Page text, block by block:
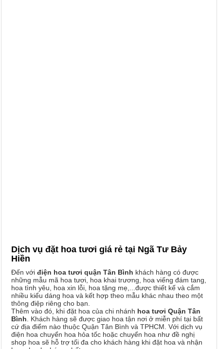
Dịch vụ đặt hoa tươi giá rẻ tại Ngã Tư Bảy
Hiền
Đến với điện hoa tươi quận Tân Bình khách hàng có được
những mẫu mã hoa tươi, hoa khai trương, hoa viếng đám tang,
hoa tình yêu, hoa xin lỗi, hoa tặng mẹ,...được thiết kế và cắm
nhiều kiểu dáng hoa và kết hợp theo mẫu khác nhau theo một
thông điệp riêng cho bạn.
Thêm vào đó, khi đặt hoa của chi nhánh hoa tươi Quận Tân
Bình. Khách hàng sẽ được giao hoa tận nơi ở miễn phí tại bất
cứ địa điểm nào thuộc Quận Tân Bình và TPHCM. Với dịch vụ
điện hoa chuyển hoa hỏa tốc hoặc chuyển hoa như đề nghị
shop hoa sẽ hỗ trợ tối đa cho khách hàng khi đặt hoa và nhận